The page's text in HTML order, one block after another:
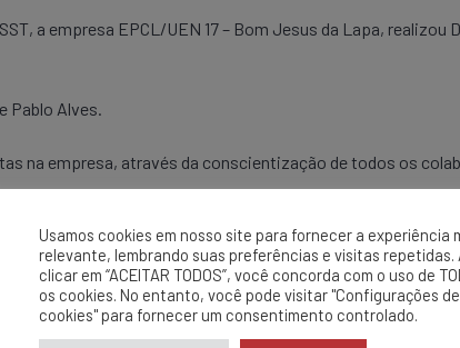
a empresa EPCL/UEN 17 – Bom Jesus da Lapa,
Pablo Alves.
na empresa, através da conscientização de todos os
tipo de ocorrência.
de Ouro.
Usamos cookies em nosso site para fornecer a experiência
relevante, lembrando suas preferências e visitas repetidas.
clicar em “ACEITAR TODOS”, você concorda com o uso de
os cookies. No entanto, você pode visitar "Configurações de
cookies" para fornecer um consentimento controlado.